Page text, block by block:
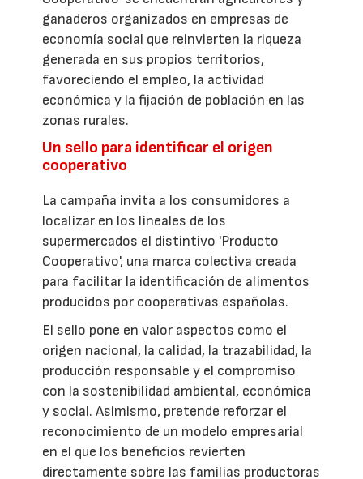
ganaderos organizados en empresas de
economía social que reinvierten la riqueza
generada en sus propios territorios,
favoreciendo el empleo, la actividad
económica y la fijación de población en las
zonas rurales.
Un sello para identificar el origen
cooperativo
La campaña invita a los consumidores a
localizar en los lineales de los
supermercados el distintivo 'Producto
Cooperativo', una marca colectiva creada
para facilitar la identificación de alimentos
producidos por cooperativas españolas.
El sello pone en valor aspectos como el
origen nacional, la calidad, la trazabilidad, la
producción responsable y el compromiso
con la sostenibilidad ambiental, económica
y social. Asimismo, pretende reforzar el
reconocimiento de un modelo empresarial
en el que los beneficios revierten
directamente sobre las familias productoras